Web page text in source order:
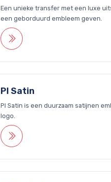
Een unieke transfer met een luxe
een geborduurd embleem geven.
PI Satin
PI Satin is een duurzaam satijnen
logo.